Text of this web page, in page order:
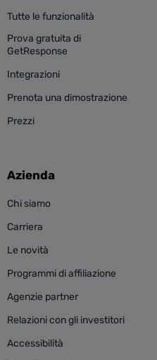
Tutte le funzionalità
Prova gratuita di
GetResponse
Integrazioni
Prenota una dimostrazione
Prezzi
Azienda
Chi siamo
Carriera
Le novità
Programmi di affiliazione
Agenzie partner
Relazioni con gli investitori
Accessibilità